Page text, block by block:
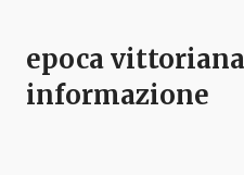
epoca vittoriana
informazione